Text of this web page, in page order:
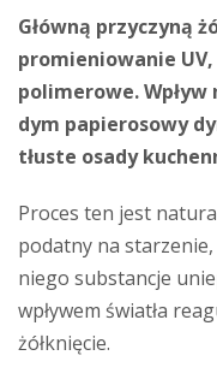
Główną przyczyną
promieniowanie
polimerowe.
dym papierosowy
tłuste osady
Proces ten jest
podatny na
niego substancje
wpływem światła
żółknięcie.